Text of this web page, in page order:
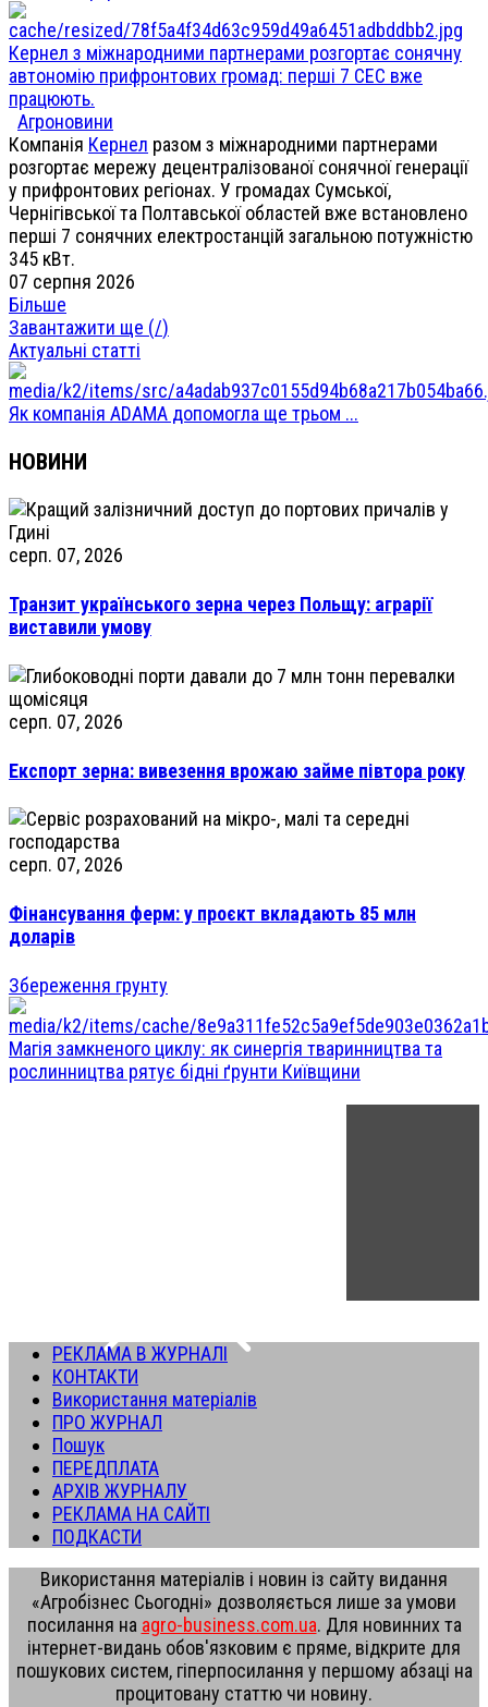
Кернел з міжнародними партнерами розгортає сонячну
автономію прифронтових громад: перші 7 СЕС вже
працюють.
Агроновини
Компанія Кернел разом з міжнародними партнерами
розгортає мережу децентралізованої сонячної генерації
у прифронтових регіонах. У громадах Сумської,
Чернігівської та Полтавської областей вже встановлено
перші 7 сонячних електростанцій загальною потужністю
345 кВт.
07 серпня 2026
Більше
Завантажити ще (/)
Актуальні статті
Як компанія ADAMA допомогла ще трьом ...
НОВИНИ
серп. 07, 2026
Транзит українського зерна через Польщу: аграрії
виставили умову
серп. 07, 2026
Експорт зерна: вивезення врожаю займе півтора року
серп. 07, 2026
Фінансування ферм: у проєкт вкладають 85 млн
доларів
Збереження грунту
Магія замкненого циклу: як синергія тваринництва та
рослинництва рятує бідні ґрунти Київщини
РЕКЛАМА В ЖУРНАЛІ
КОНТАКТИ
Використання матеріалів
ПРО ЖУРНАЛ
Пошук
ПЕРЕДПЛАТА
АРХІВ ЖУРНАЛУ
РЕКЛАМА НА САЙТІ
ПОДКАСТИ
Використання матеріалів і новин із сайту видання
«Агробізнес Сьогодні» дозволяється лише за умови
посилання на agro-business.com.ua. Для новинних та
інтернет-видань обов'язковим є пряме, відкрите для
пошукових систем, гіперпосилання у першому абзаці на
процитовану статтю чи новину.